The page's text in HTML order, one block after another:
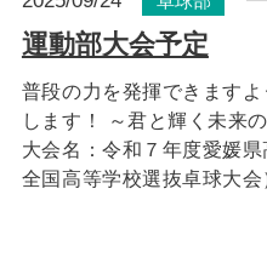
運動部大会予定
普段の力を発揮できます
します！ ～君と輝く未
大会名：令和７年度愛媛
全国高等学校選抜卓球